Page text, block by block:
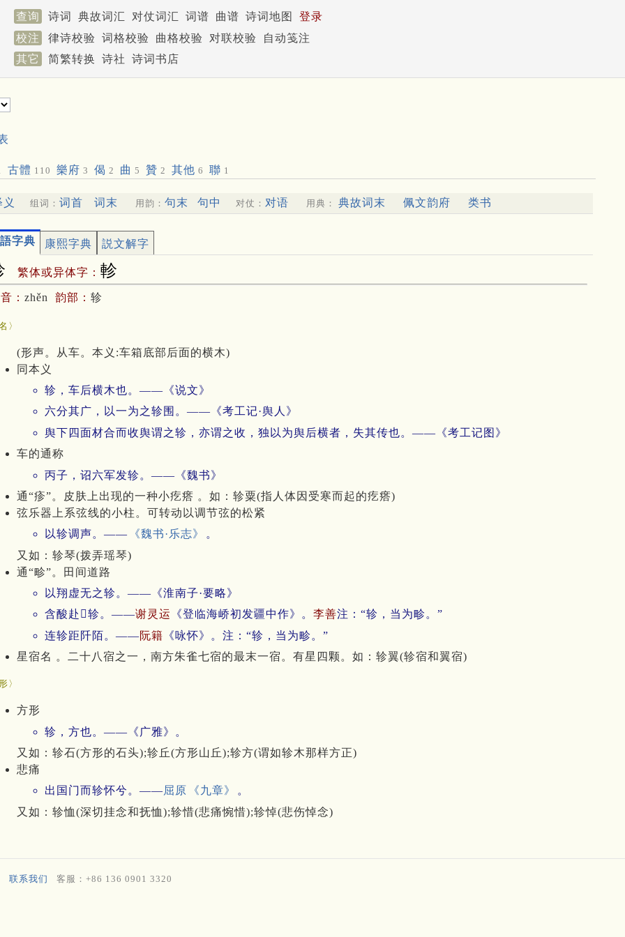
查询 诗词 典故词汇 对仗词汇 词谱 曲谱 诗词地图
登录
校注
律诗校验 词格校验 曲格校验 对联校验
自动笺注
其它
简繁转换 诗社 诗词书店
古體 110 樂府 3 偈 2 曲 5 贊 2 其他 6 聯 1
义 组词： 词首 词末 用韵： 句末 句中 对仗： 对语 用典： 典故词末 佩文韵府 类书
字典 康熙字典 説文解字
繁体或异体字： 軫
： zhěn 韵部： 轸
〉
(形声。从车。本义:车箱底部后面的横木)
同本义
轸，车后横木也。——《说文》
六分其广，以一为之轸围。——《考工记·舆人》
舆下四面材合而收舆谓之轸，亦谓之收，独以为舆后横者，失其传也。——《考工记图》
车的通称
丙子，诏六军发轸。——《魏书》
通“疹”。皮肤上出现的一种小疙瘩 。如：轸粟(指人体因受寒而起的疙瘩)
弦乐器上系弦线的小柱。可转动以调节弦的松紧
以轸调声。——
《魏书·乐志》
。
又如：轸琴(拨弄瑶琴)
通“畛”。田间道路
以翔虚无之轸。——《淮南子·要略》
含酸赴轸。——谢灵运 《登临海峤初发疆中作》。 李善注：“轸，当为畛。”
连轸距阡陌。——阮籍 《咏怀》。注：“轸，当为畛。”
星宿名 。二十八宿之一，南方朱雀七宿的最末一宿。有星四颗。如：轸翼(轸宿和翼宿)
〉
方形
轸，方也。——《广雅》。
又如：轸石(方形的石头);轸丘(方形山丘);轸方(谓如轸木那样方正)
悲痛
出国门而轸怀兮。——屈原 《九章》
。
又如：轸恤(深切挂念和抚恤);轸惜(悲痛惋惜);轸悼(悲伤悼念)
联系我们 客服：+86 136 0901 3320